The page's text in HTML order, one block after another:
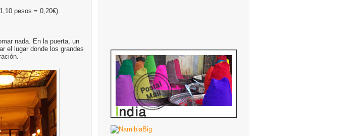
pesos = 0,20€).
nada. En la puerta, un
el lugar donde los grandes